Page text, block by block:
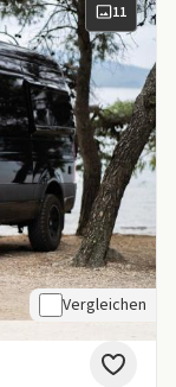
11
Vergleichen